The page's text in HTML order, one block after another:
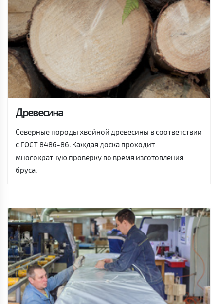
Древесина
Северные породы хвойной древесины в соответствии
с ГОСТ 8486-86. Каждая доска проходит
многократную проверку во время изготовления
бруса.